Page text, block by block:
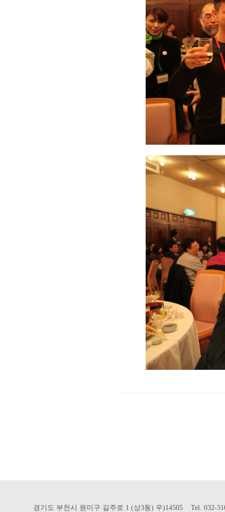
경기도 부천시 원미구 길주로 1 (상3동) 우)14505 Tel.